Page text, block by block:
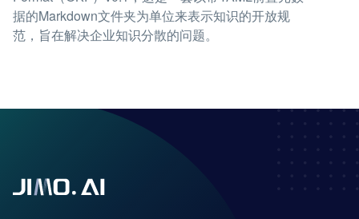
据的Markdown文件夹为单位来表示知识的开放规
范，旨在解决企业知识分散的问题。